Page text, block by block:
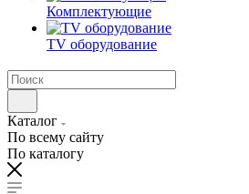
Комплектующие
TV оборудование
Каталог
По всему сайту
По каталогу